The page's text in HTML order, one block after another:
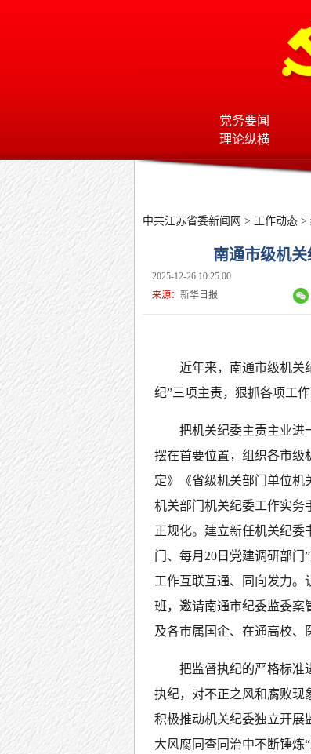
党务要闻
理论纵横
中共江苏省委新闻网 > 工作动态 >
南通市级机
2025-12-26 10:25:00
来源： 新华日报
近年来，南通市级机关
纪”三项主责，狠抓各项工作
把机关纪委主责主业进
摆在首要位置，组织各市级
定》《省级机关部门单位机
机关部门机关纪委工作实务
正规化。建立新任机关纪委
门、每月20日党建调研部
工作互联互通、同向发力。
班，邀请南通市纪委监委案
及各市属国企、在通高校、
把监督执纪的严格标准
执纪，对不正之风和腐败现
积极推动机关纪委独立开展
大风腐同查同治中不断锤炼